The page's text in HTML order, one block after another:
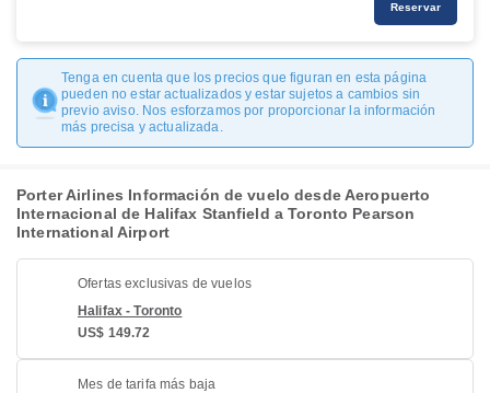
Reservar
Tenga en cuenta que los precios que figuran en esta página
pueden no estar actualizados y estar sujetos a cambios sin
previo aviso. Nos esforzamos por proporcionar la información
más precisa y actualizada.
Porter Airlines Información de vuelo desde Aeropuerto
Internacional de Halifax Stanfield a Toronto Pearson
International Airport
Ofertas exclusivas de vuelos
Halifax - Toronto
US$ 149.72
Mes de tarifa más baja